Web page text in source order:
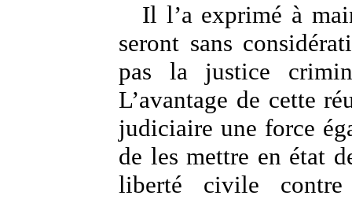
Il l’a exprimé à
seront sans
pas la justice
L’avantage de cette
judiciaire une force
de les mettre en état
liberté civile contre